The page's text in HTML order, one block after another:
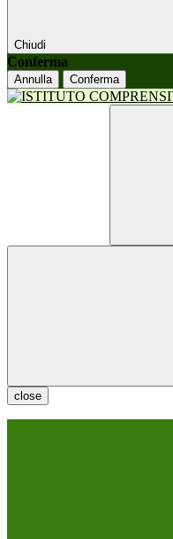
Chiudi
Conferma
Annulla Conferma
close